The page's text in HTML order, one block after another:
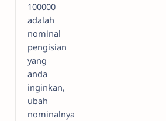
100000
adalah
nominal
pengisian
yang
anda
inginkan,
ubah
nominalnya